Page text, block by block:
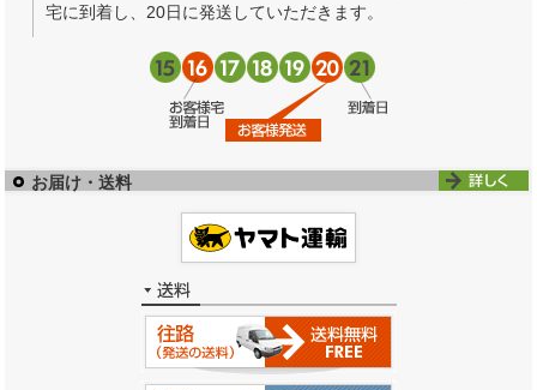
宅に到着し、20日に発送していただきます。
お届け・送料